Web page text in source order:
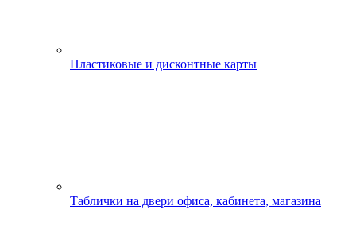
Пластиковые и дисконтные карты
Таблички на двери офиса, кабинета, магазина